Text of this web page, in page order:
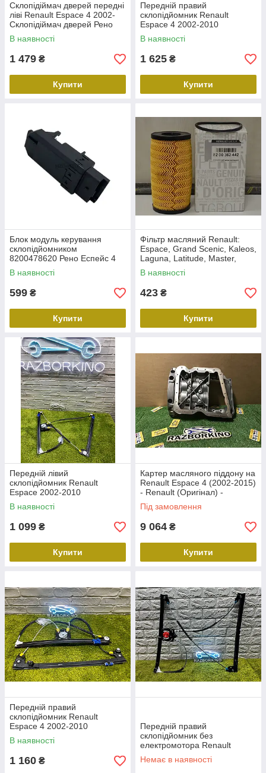
Склопідіймач дверей передні
ліві Renault Espace 4 2002-
Склопідіймач дверей Рено
еспейс 4 EPS-RE-018
В наявності
1 479 ₴
Купити
Передній правий
склопідйомник Renault
Espace 4 2002-2010
Склопідйомник Рено Еспейc
6052PSG2,8200017894
В наявності
1 625 ₴
Купити
Блок модуль керування
склопідйомником
8200478620 Рено Еспейс 4
Модус Renault Espace Modus
В наявності
599 ₴
Купити
Фільтр масляний Renault:
Espace, Grand Scenic, Kaleos,
Laguna, Latitude, Master,
Megane, Scenic, 8200362442
В наявності
423 ₴
Купити
Передній лівий
склопідйомник Renault
Espace 2002-2010
Склопідйомник водія Рено
Еспейс
В наявності
1 099 ₴
Купити
Картер масляного піддону на
Renault Espace 4 (2002-2015)
- Renault (Оригінал) -
110172100R
Під замовлення
9 064 ₴
Купити
Передній правий
склопідйомник Renault
Espace 4 2002-2010
Склопідйомник Рено Еспейc
6052PSG2,8200017894
В наявності
1 160 ₴
Передній правий
склопідйомник без
електромотора Renault
Espace 4 2002-
Склопідйомник передній
Немає в наявності